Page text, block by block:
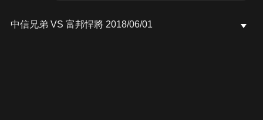
中信兄弟 VS 富邦悍將 2018/06/01